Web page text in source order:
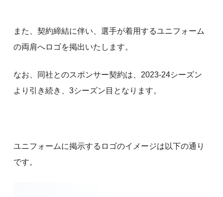
また、契約締結に伴い、選手が着用するユニフォーム
の両肩へロゴを掲出いたします。
なお、同社とのスポンサー契約は、2023-24シーズン
より引き続き、3シーズン目となります。
ユニフォームに掲示するロゴのイメージは以下の通り
です。